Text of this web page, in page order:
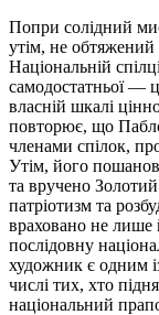
Попри солідний
утім, не обтяжений
Національній
самодостатньої —
власній шкалі
повторює, що
членами спілок,
Утім, його
та вручено Золотий
патріотизм та
враховано не лише
послідовну
художник є одним
числі тих, хто
національний